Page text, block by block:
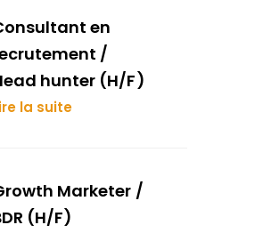
en
/
hunter (H/F)
la suite
Marketer /
(H/F)